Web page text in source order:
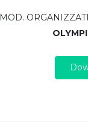
MOD.